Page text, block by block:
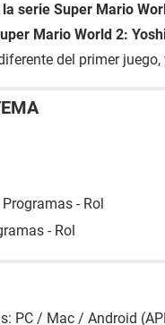
serie Super Mario
Mario World 2:
del primer
Programas - Rol
- Rol
PC / Mac / Android